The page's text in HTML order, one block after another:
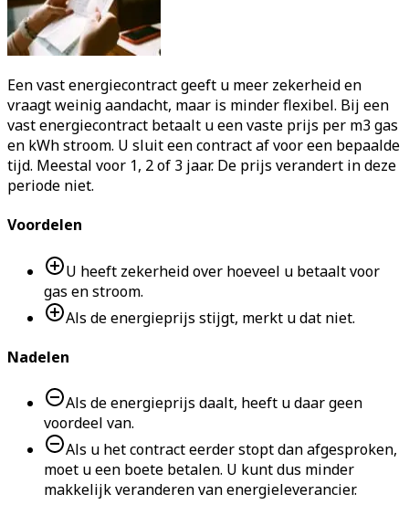
Een vast energiecontract geeft u meer zekerheid en
vraagt weinig aandacht, maar is minder flexibel. Bij een
vast energiecontract betaalt u een vaste prijs per m3 gas
en kWh stroom. U sluit een contract af voor een bepaalde
tijd. Meestal voor 1, 2 of 3 jaar. De prijs verandert in deze
periode niet.
Voordelen
U heeft zekerheid over hoeveel u betaalt voor
gas en stroom.
Als de energieprijs stijgt, merkt u dat niet.
Nadelen
Als de energieprijs daalt, heeft u daar geen
voordeel van.
Als u het contract eerder stopt dan afgesproken,
moet u een boete betalen. U kunt dus minder
makkelijk veranderen van energieleverancier.